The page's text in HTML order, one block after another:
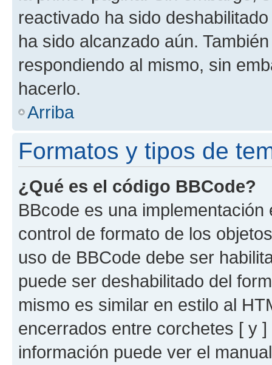
reactivado ha sido
ha sido alcanzado aún.
respondiendo al mismo, sin
hacerlo.
Arriba
Formatos y tipos de
¿Qué es el código BBCode?
BBcode es una
control de formato de los
uso de BBCode debe ser
puede ser deshabilitado del
mismo es similar en estilo al
encerrados entre corchetes [ y
información puede ver el